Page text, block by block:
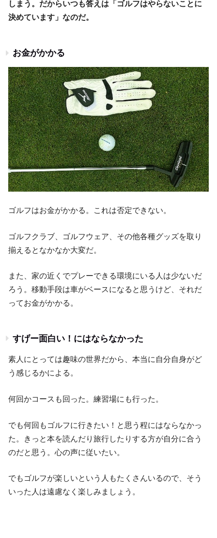
しまう。だからいつも答えは「ゴルフはやらないことに
決めています」なのだ。
お金がかかる
ゴルフはお金がかかる。これは否定できない。
ゴルフクラブ、ゴルフウェア、その他各種グッズを取り
揃えるとなかなか大変だ。
また、家の近くでプレーできる環境にいる人は少ないだ
ろう。移動手段は車がベースになると思うけど、それだ
ってお金がかかる。
すげー面白い！にはならなかった
素人にとっては趣味の世界だから、本当に自分自身がど
う感じるかによる。
何回かコースも回った。練習場にも行った。
でも何回もゴルフに行きたい！と思う程にはならなかっ
た。きっと本を読んだり旅行したりする方が自分に合う
のだと思う。心の声に従いたい。
でもゴルフが楽しいという人もたくさんいるので、そう
いった人は遠慮なく楽しみましょう。